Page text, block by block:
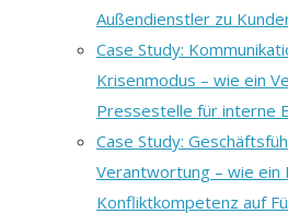
Außendienstler zu
Case Study:
Krisenmodus – wie ein
Pressestelle für interne
Case Study:
Verantwortung – wie ein
Konfliktkompetenz auf